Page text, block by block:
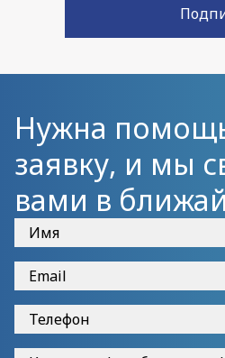
Нужна
заявку, и мы
вами в